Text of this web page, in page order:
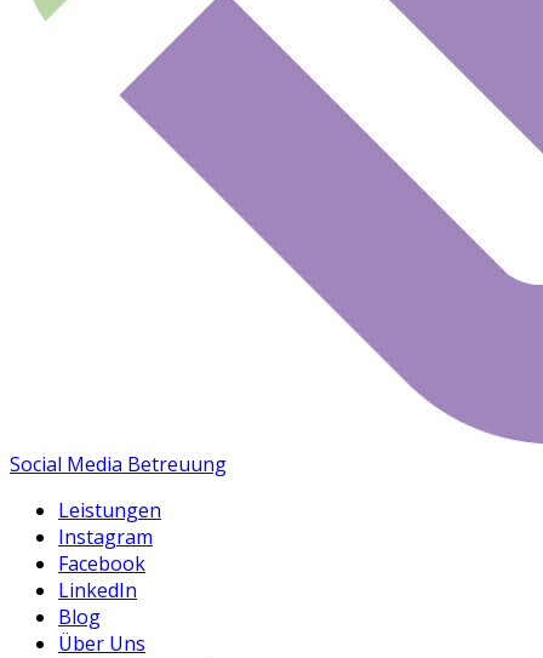
Social Media Betreuung
Leistungen
Instagram
Facebook
LinkedIn
Blog
Über Uns